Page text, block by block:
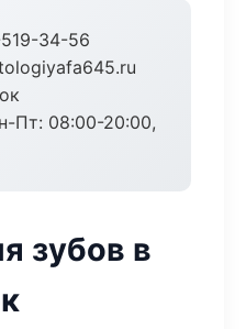
34-56
Пт: 08:00-20:00,
зубов в